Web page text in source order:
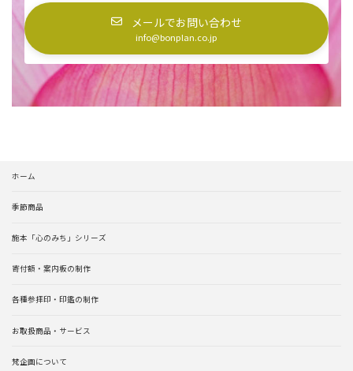
メールでお問い合わせ
info@bonplan.co.jp
ホーム
季節商品
施本「心のみち」シリーズ
寄付額・案内板の制作
各種参拝印・印鑑の制作
お取扱商品・サービス
梵企画について